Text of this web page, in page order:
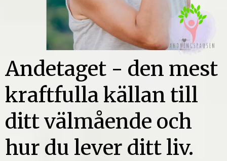
Andetaget - den mest
kraftfulla källan till
ditt välmående och
hur du lever ditt liv.